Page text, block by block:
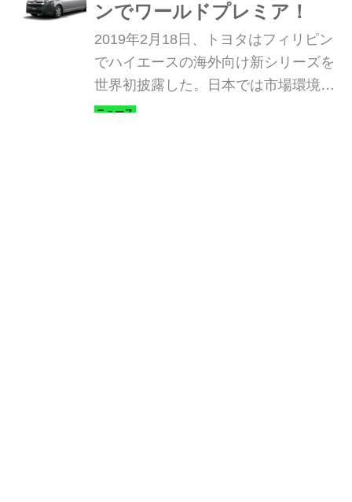
ンでワールドプレミア！
2019年2月18日、トヨタはフィリピン
でハイエースの海外向け新シリーズを
世界初披露した。日本では市場環境が
異なるので、従来モデルのハイエース